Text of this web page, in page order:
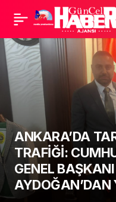
ANKARA’DA
TRAFİĞİ:
GENEL
CUMHUR İTTİFAKI
OCAKLARI GENEL
BAŞKANI FERHAT
AYDOĞAN’DAN
GAZİANTEP VE
KAHRAMANMARAŞ’TA